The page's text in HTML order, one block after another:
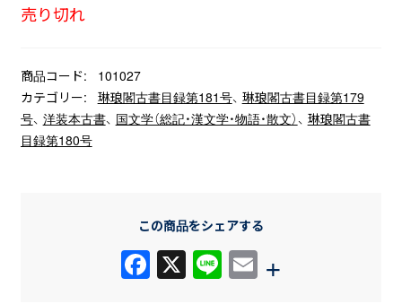
売り切れ
商品コード:
101027
カテゴリー:
琳琅閣古書目録第181号、 琳琅閣古書目録第179
号、 洋装本古書、 国文学（総記・漢文学・物語・散文） 、 琳琅閣古書
目録第180号
この商品をシェアする
F X Li E
+